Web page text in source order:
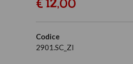
€ 12,00
Codice
2901.SC_ZI